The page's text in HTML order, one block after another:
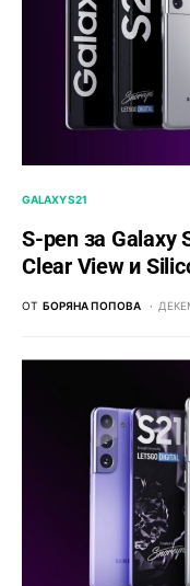
GALAXY S21
S-pen за Galaxy
Clear View и
ОТ БОРЯНА ПОПОВА